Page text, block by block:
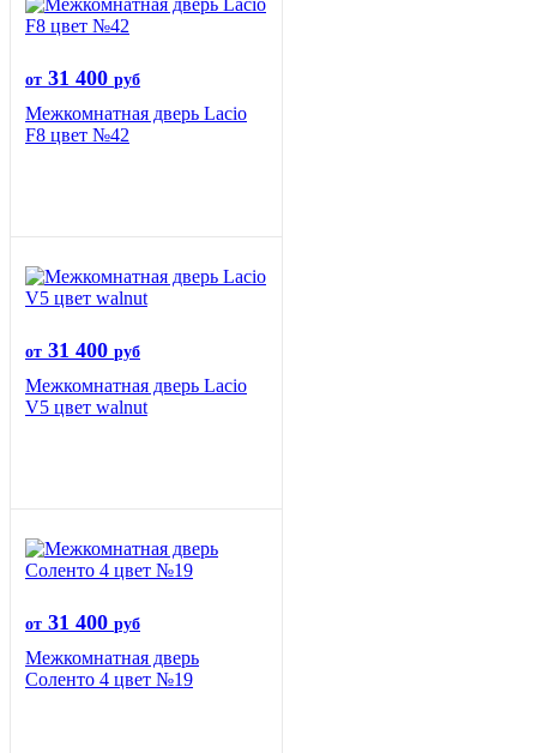
от 31 400 руб
Межкомнатная дверь Lacio
F8 цвет №42
от 31 400 руб
Межкомнатная дверь Lacio
V5 цвет walnut
от 31 400 руб
Межкомнатная дверь
Соленто 4 цвет №19